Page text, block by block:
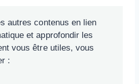
autres contenus en lien
et approfondir les
vous être utiles, vous
: